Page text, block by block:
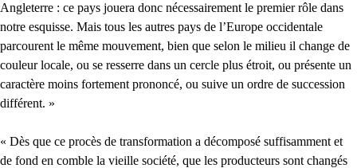
Angleterre : ce pays jouera donc nécessairement le premier rôle dans
notre esquisse. Mais tous les autres pays de l’Europe occidentale
parcourent le même mouvement, bien que selon le milieu il change de
couleur locale, ou se resserre dans un cercle plus étroit, ou présente un
caractère moins fortement prononcé, ou suive un ordre de succession
différent. »
« Dès que ce procès de transformation a décomposé suffisamment et
de fond en comble la vieille société, que les producteurs sont changés